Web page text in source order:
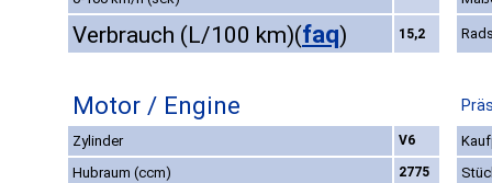
Verbrauch (L/100 km)(faq) 15,2
Motor / Engine
Zylinder V6
Hubraum (ccm)
2775